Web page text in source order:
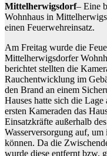
Mittelherwigsdorf– Eine
Wohnhaus in
einen Feuerwehreinsatz.
Am Freitag wurde die
Mittelherwigsdorfer
berichtet stellten die
Rauchentwicklung im
den Brand an einem
Hauses hatte sich die
ersten Kameraden das
Einsatzkräfte außerhalb
Wasserversorgung auf,
können. Da die
wurde diese entfernt bzw.